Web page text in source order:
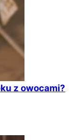
z owocami?